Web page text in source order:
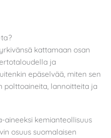
kattamaan osan
ja
epäselvää, miten sen
polttoaineita, lannoitteita ja
aineeksi kemianteollisuus
osuus suomalaisen